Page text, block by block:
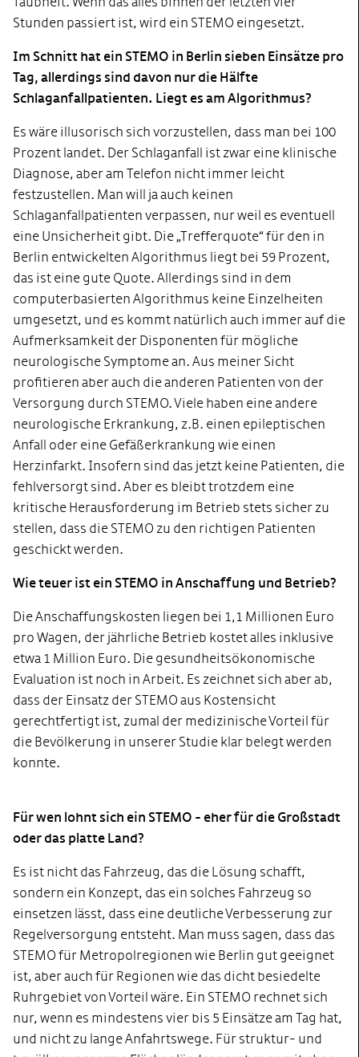
Stunden passiert ist, wird ein STEMO eingesetzt.
Im Schnitt hat ein STEMO in Berlin sieben Einsätze pro
Tag, allerdings sind davon nur die Hälfte
Schlaganfallpatienten. Liegt es am Algorithmus?
Es wäre illusorisch sich vorzustellen, dass man bei 100
Prozent landet. Der Schlaganfall ist zwar eine klinische
Diagnose, aber am Telefon nicht immer leicht
festzustellen. Man will ja auch keinen
Schlaganfallpatienten verpassen, nur weil es eventuell
eine Unsicherheit gibt. Die „Trefferquote“ für den in
Berlin entwickelten Algorithmus liegt bei 59 Prozent,
das ist eine gute Quote. Allerdings sind in dem
computerbasierten Algorithmus keine Einzelheiten
umgesetzt, und es kommt natürlich auch immer auf die
Aufmerksamkeit der Disponenten für mögliche
neurologische Symptome an. Aus meiner Sicht
profitieren aber auch die anderen Patienten von der
Versorgung durch STEMO. Viele haben eine andere
neurologische Erkrankung, z.B. einen epileptischen
Anfall oder eine Gefäßerkrankung wie einen
Herzinfarkt. Insofern sind das jetzt keine Patienten, die
fehlversorgt sind. Aber es bleibt trotzdem eine
kritische Herausforderung im Betrieb stets sicher zu
stellen, dass die STEMO zu den richtigen Patienten
geschickt werden.
Wie teuer ist ein STEMO in Anschaffung und Betrieb?
Die Anschaffungskosten liegen bei 1,1 Millionen Euro
pro Wagen, der jährliche Betrieb kostet alles inklusive
etwa 1 Million Euro. Die gesundheitsökonomische
Evaluation ist noch in Arbeit. Es zeichnet sich aber ab,
dass der Einsatz der STEMO aus Kostensicht
gerechtfertigt ist, zumal der medizinische Vorteil für
die Bevölkerung in unserer Studie klar belegt werden
konnte.
Für wen lohnt sich ein STEMO - eher für die Großstadt
oder das platte Land?
Es ist nicht das Fahrzeug, das die Lösung schafft,
sondern ein Konzept, das ein solches Fahrzeug so
einsetzen lässt, dass eine deutliche Verbesserung zur
Regelversorgung entsteht. Man muss sagen, dass das
STEMO für Metropolregionen wie Berlin gut geeignet
ist, aber auch für Regionen wie das dicht besiedelte
Ruhrgebiet von Vorteil wäre. Ein STEMO rechnet sich
nur, wenn es mindestens vier bis 5 Einsätze am Tag hat,
und nicht zu lange Anfahrtswege. Für struktur- und